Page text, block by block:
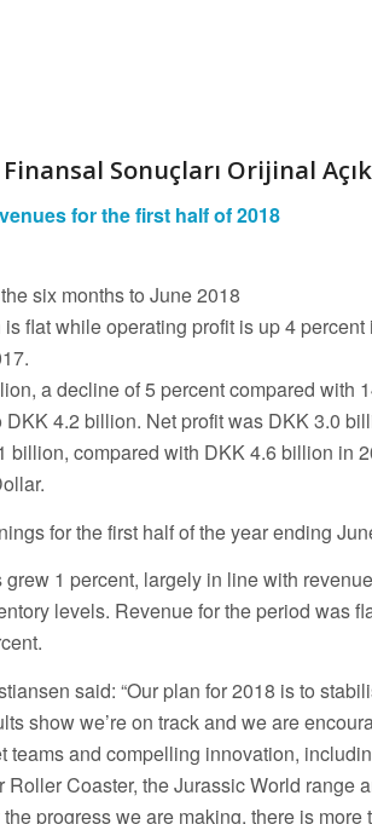
Finansal Sonuçları Orijinal
for the first half of 2018
six months to June 2018
flat while operating profit is up 4
a decline of 5 percent compared with
4.2 billion. Net profit was DKK 3.0
billion, compared with DKK 4.6 billion in
for the first half of the year ending
1 percent, largely in line with
levels. Revenue for the period was
said: “Our plan for 2018 is to
show we’re on track and we are
teams and compelling innovation,
Coaster, the Jurassic World range
progress we are making, there is more